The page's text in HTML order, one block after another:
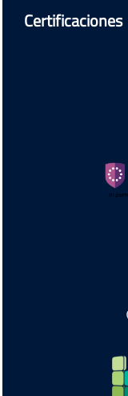
Certificaciones